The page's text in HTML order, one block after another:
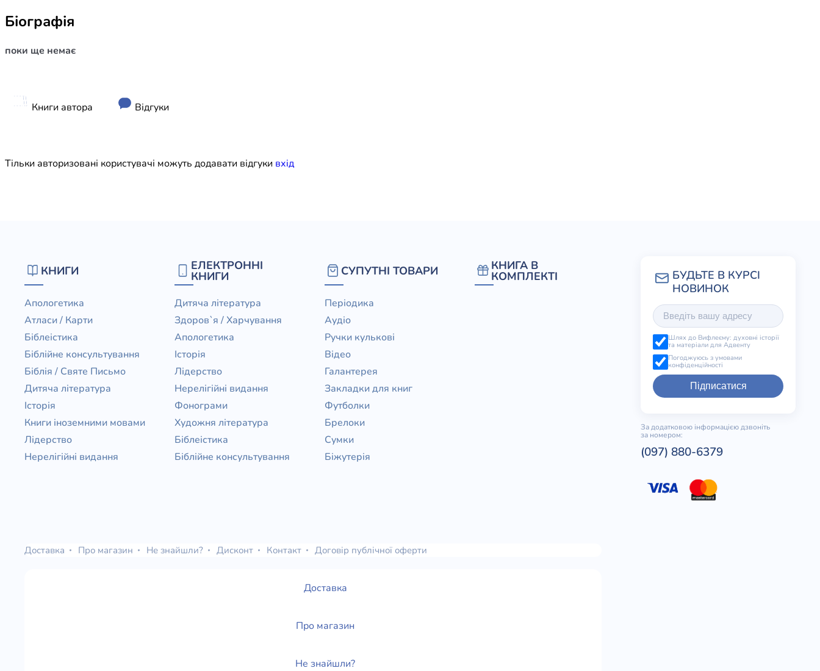
Художня література
Біографія
поки ще немає
Книги автора Відгуки
Тільки авторизовані користувачі можуть додавати відгуки вхiд
КНИГИ
Апологетика
Атласи / Карти
Біблеістика
Біблійне консультування
Біблія / Святе Письмо
Дитяча література
Історія
Книги іноземними мовами
Лідерство
Нерелігійні видання
ЕЛЕКТРОННІ
КНИГИ
Дитяча література
Здоров`я / Харчування
Апологетика
Історія
Лідерство
Нерелігійні видання
Фонограми
Художня література
Біблеістика
Біблійне консультування
СУПУТНІ ТОВАРИ
Періодика
Аудіо
Ручки кулькові
Відео
Галантерея
Закладки для книг
Футболки
Брелоки
Сумки
Біжутерія
КНИГА В
КОМПЛЕКТІ
Шлях до Вифлеєму: духовні історії
та матеріали для Адвенту
Погоджуюсь з умовами
конфіденційності
Підписатися
За додатковою інформацією дзвоніть
за номером:
(097) 880-6379
Доставка Про магазин Не знайшли? Дисконт Контакт Договір публічної оферти
Доставка
Про магазин
Не знайшли?